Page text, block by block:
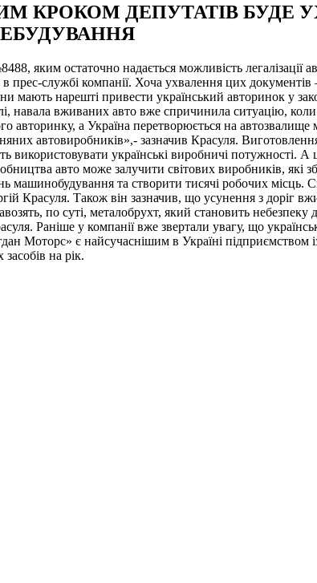
КРОКОМ ДЕПУТАТІВ БУДЕ
яким остаточно надається можливість легалізації
службі компанії. Хоча ухвалення цих
мають нарешті привести український авторинок у
навала вживаних авто вже спричинила ситуацію,
авторинку, а Україна перетворюється на
автовиробників»,- зазначив Красуля.
українські виробничі потужності. А
авто може залучити світових виробників, які
машинобудування та створити тисячі робочих
Красуля. Також він зазначив, що усунення з
по суті, металобрухт, який становить
Раніше у компанії вже звертали увагу, що
Моторс» є найсучаснішим в Україні підприємством
на рік.